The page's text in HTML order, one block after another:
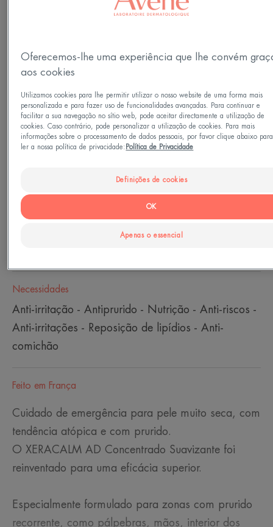
Adequado para
para a parte de trás do seu pescoço
Tipo de pele
tendência a comichão - Pele com tendência atópica
- Pele seca com tendência a eczema atópico -
Sensações de comichão - Pele irritada - Eczema -
Sensações de coceira - pele com tendência a
Necessidades
Anti-irritação - Antiprurido - Nutrição - Anti-riscos -
Anti-irritações - Reposição de lipídios - Anti-
comichão
Feito em França
Cuidado de emergência para pele muito seca, com
tendência atópica e com prurido.
O XERACALM AD Concentrado Suavizante foi
reinventado para uma eficácia superior.
Especialmente formulado para zonas com prurido
recorrente, como pálpebras, mãos, interior dos
Oferecemos-lhe uma experiência que lhe convém
aos cookies
Utilizamos cookies para lhe permitir utilizar o nosso website de uma forma mais
personalizada e para fazer uso de funcionalidades avançadas. Para continuar e
facilitar a sua navegação no sítio web, pode aceitar directamente a utilização de
cookies. Caso contrário, pode personalizar a utilização de cookies. Para mais
informações sobre o processamento de dados pessoais, por favor clique abaixo para
ler a nossa política de privacidade: Política de Privacidade
Definições de cookies
Apenas o essencial
OK